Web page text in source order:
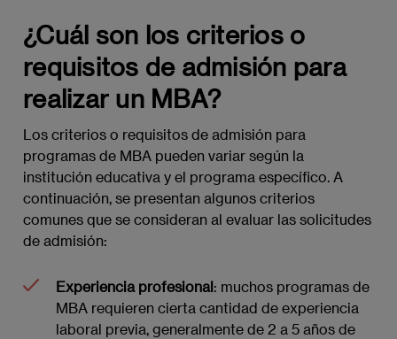
¿Cuál son los criterios o
requisitos de admisión para
realizar un MBA?
Los criterios o requisitos de admisión para
programas de MBA pueden variar según la
institución educativa y el programa específico. A
continuación, se presentan algunos criterios
comunes que se consideran al evaluar las solicitudes
de admisión:
Experiencia profesional: muchos programas de
MBA requieren cierta cantidad de experiencia
laboral previa, generalmente de 2 a 5 años de